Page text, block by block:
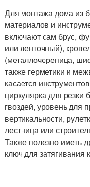
Для монтажа дома из
материалов и
включают сам брус,
или ленточный),
(металлочерепица,
также герметики и
касается
циркулярка для резки
гвоздей, уровень для
вертикальности,
лестница или
Также полезно иметь
ключ для